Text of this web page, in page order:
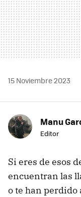
15 Noviembre 2023
Manu
Editor
Si eres de esos
encuentran las
o te han perdido